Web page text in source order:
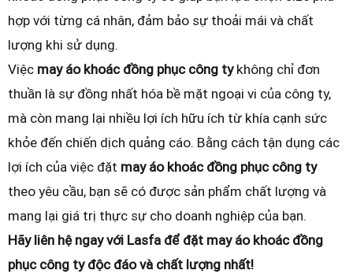
hợp với từng cá nhân, đảm bảo sự thoải mái và chất
lượng khi sử dụng.
Việc may áo khoác đồng phục công tykhông chỉ đơn
thuần là sự đồng nhất hóa bề mặt ngoại vi của công ty,
mà còn mang lại nhiều lợi ích hữu ích từ khía cạnh sức
khỏe đến chiến dịch quảng cáo. Bằng cách tận dụng các
lợi ích của việc đặt may áo khoác đồng phục công ty
theo yêu cầu, bạn sẽ có được sản phẩm chất lượng và
mang lại giá trị thực sự cho doanh nghiệp của bạn.
Hãy liên hệ ngay với Lasfa để đặt may áo khoác đồng
phục công ty độc đáo và chất lượng nhất!